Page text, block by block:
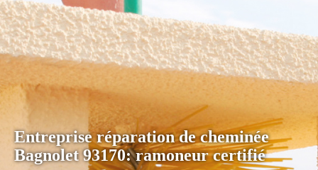
Entreprise réparation de cheminée
Bagnolet 93170: ramoneur certifié